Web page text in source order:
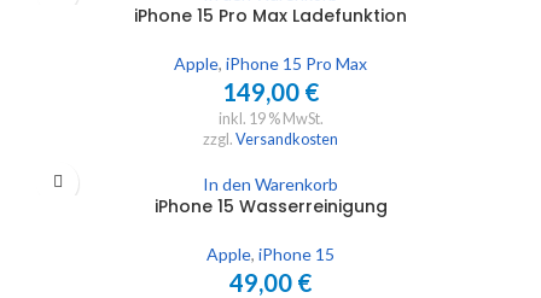
iPhone 15 Pro Max Ladefunktion
Apple, iPhone 15 Pro Max
149,00 €
inkl. 19 % MwSt.
zzgl. Versandkosten
In den Warenkorb
iPhone 15 Wasserreinigung
Apple, iPhone 15
49,00 €